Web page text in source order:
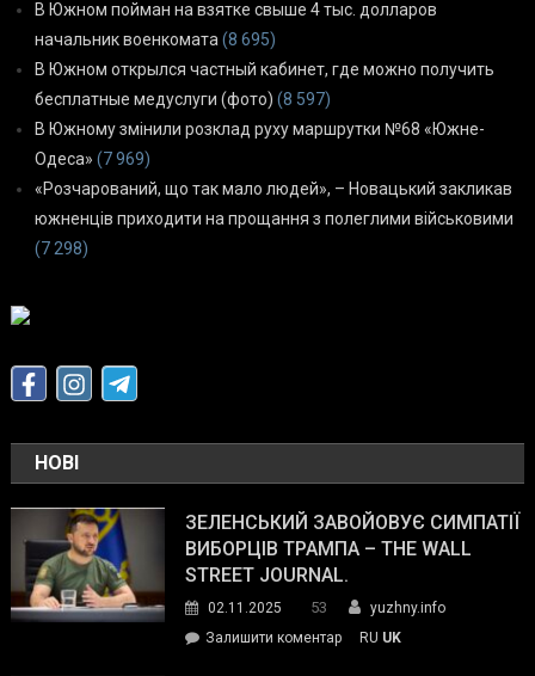
В Южном пойман на взятке свыше 4 тыс. долларов
начальник военкомата (8 695)
В Южном открылся частный кабинет, где можно получить
бесплатные медуслуги (фото) (8 597)
В Южному змінили розклад руху маршрутки №68 «Южне-
Одеса» (7 969)
«Розчарований, що так мало людей», – Новацький закликав
южненців приходити на прощання з полеглими військовими
(7 298)
НОВІ
ЗЕЛЕНСЬКИЙ ЗАВОЙОВУЄ СИМПАТІЇ
ВИБОРЦІВ ТРАМПА – THE WALL
STREET JOURNAL.
02.11.2025 53
yuzhny.info
Залишити коментарon
RU UK